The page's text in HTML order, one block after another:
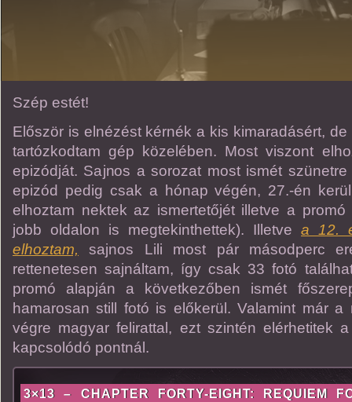
Szép estét!
Először is elnézést kérnék a kis kimaradásért,
tartózkodtam gép közelében. Most viszont
epizódját. Sajnos a sorozat most ismét
epizód pedig csak a hónap végén, 27.-én
elhoztam nektek az ismertetőjét illetve a
jobb oldalon is megtekinthettek). Illetve a 12.
elhoztam, sajnos Lili most pár másodperc
rettenetesen sajnáltam, így csak 33 fotó
promó alapján a következőben ismét
hamarosan still fotó is előkerül. Valamint már a
végre magyar felirattal, ezt szintén elérhetitek
kapcsolódó pontnál.
3×13 – CHAPTER FORTY-EIGHT: REQUIEM